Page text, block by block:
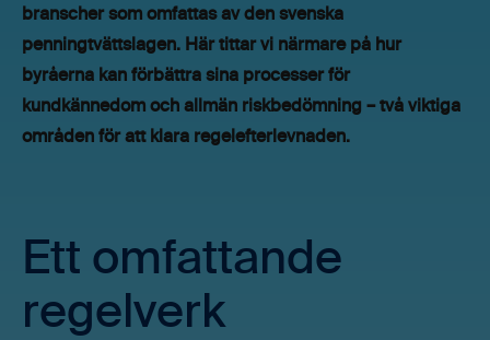
branscher som omfattas av den svenska
penningtvättslagen. Här tittar vi närmare på hur
byråerna kan förbättra sina processer för
kundkännedom och allmän riskbedömning – två viktiga
områden för att klara regelefterlevnaden.
Ett omfattande
regelverk